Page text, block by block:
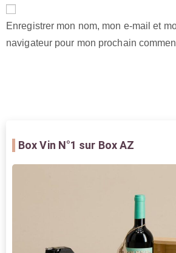
Enregistrer mon nom, mon e-mail et
navigateur pour mon prochain
Box Vin N°1 sur Box AZ